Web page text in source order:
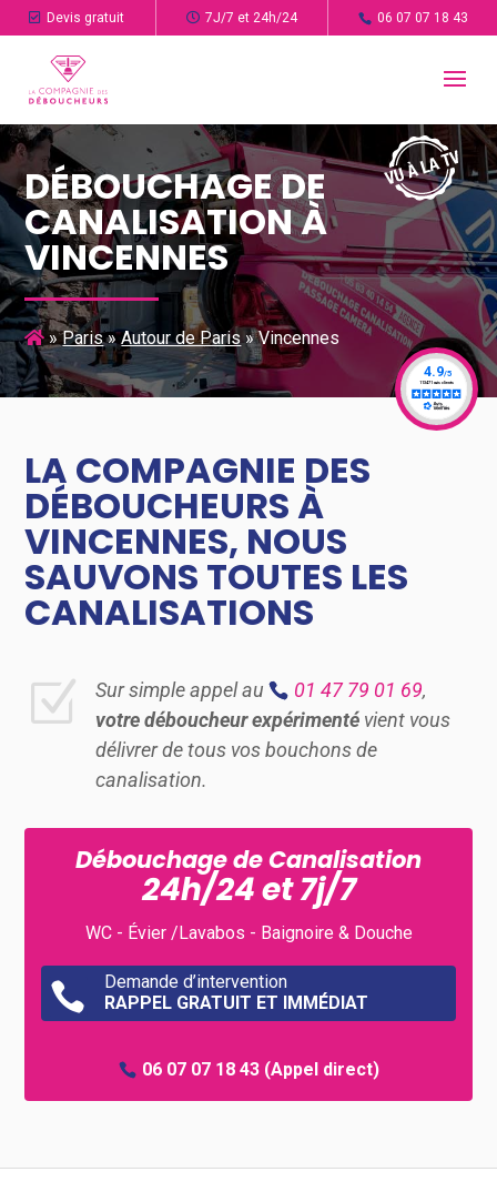
Devis gratuit 7J/7 et 24h/24 06 07 07 18 43
DÉBOUCHAGE DE
CANALISATION À
VINCENNES
»Paris»Autour de Paris»Vincennes
LA COMPAGNIE DES
DÉBOUCHEURS À
VINCENNES, NOUS
SAUVONS TOUTES LES
CANALISATIONS
Z Sur simple appel au 01 47 79 01 69,
votre déboucheur expérimenté vient vous
délivrer de tous vos bouchons de
canalisation.
Débouchage de Canalisation
24h/24 et 7j/7
WC - Évier /Lavabos - Baignoire & Douche

Demande d’intervention
RAPPEL GRATUIT ET IMMÉDIAT
06 07 07 18 43(Appel direct)